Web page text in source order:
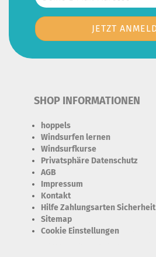
SHOP INFORMATIONEN
hoppels
Windsurfen lernen
Windsurfkurse
Privatsphäre Datenschutz
AGB
Impressum
Kontakt
Hilfe Zahlungsarten Sicherheit
Sitemap
Cookie Einstellungen